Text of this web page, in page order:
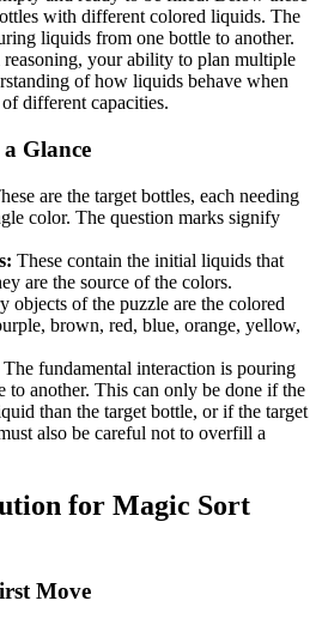
with different colored liquids. The
liquids from one bottle to another.
reasoning, your ability to plan multiple
of how liquids behave when
different capacities.
Glance
are the target bottles, each needing
color. The question marks signify
These contain the initial liquids that
are the source of the colors.
objects of the puzzle are the colored
brown, red, blue, orange, yellow,
The fundamental interaction is pouring
to another. This can only be done if the
than the target bottle, or if the target
also be careful not to overfill a
for Magic Sort
Move